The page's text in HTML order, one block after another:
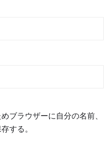
ブラウザーに自分の名前、
する。